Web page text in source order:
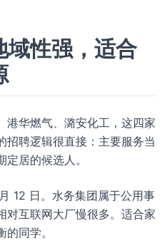
域性强，适合
港华燃气、潞安化工，这四家
招聘逻辑很直接：主要服务当
居的候选人。
12 日。水务集团属于公用事
对互联网大厂慢很多。适合家
同学。